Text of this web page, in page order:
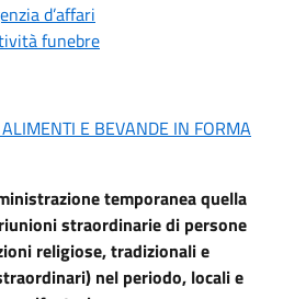
d’affari
funebre
E BEVANDE IN FORMA
temporanea quella
straordinarie di persone
religiose, tradizionali e
nel periodo, locali e